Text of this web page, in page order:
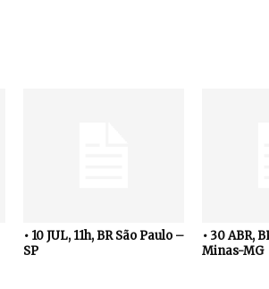
• 10 JUL, 11h, BR São Paulo –
SP
• 30 ABR,
Minas-MG